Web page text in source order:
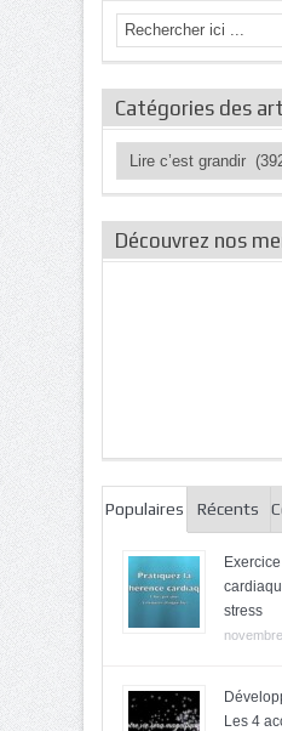
Catégories des
Catégories
des
Découvrez nos
Populaires Récents
stress
Les 4